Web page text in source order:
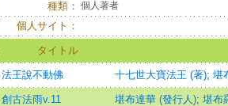
種類： 個人著者
個人サイト：
タイトル
法王說不動佛 十七世大寶法王 (著); 堪
創古法雨v.11 堪布達華 (發行人); 堪布